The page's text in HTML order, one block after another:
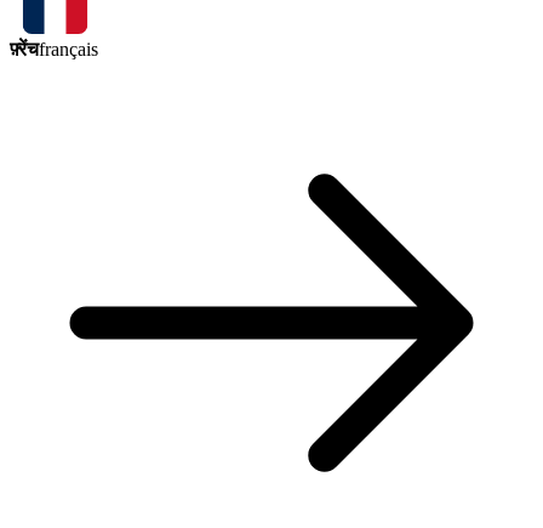
फ़्रेंचfrançais